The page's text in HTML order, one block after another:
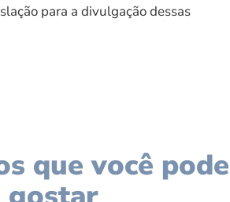
para a divulgação dessas
que você pode